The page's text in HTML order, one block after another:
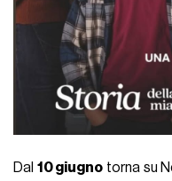
Dal 10 giugno torna su